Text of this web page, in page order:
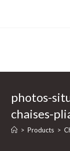
photos-
chaises-
> Products >